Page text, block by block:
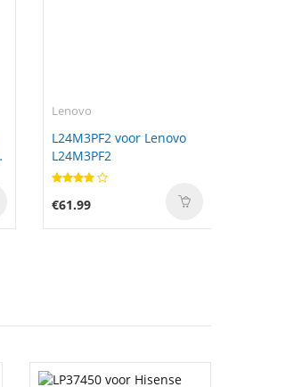
Lenovo
L24M3PF2 voor Lenovo
L24M3PF2
€61.99